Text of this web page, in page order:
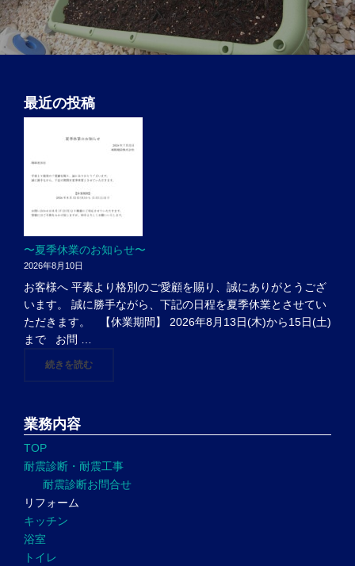
ゲ
ー
最近の投稿
〜夏季休業のお知らせ〜
2026年8月10日
お客様へ 平素より格別のご愛顧を賜り、誠にありがとうござ
います。 誠に勝手ながら、下記の日程を夏季休業とさせてい
ただきます。 【休業期間】 2026年8月13日(木)から15日(土)
まで お問 …
続きを読む"〜夏季休業のお知らせ〜"
業務内容
TOP
耐震診断・耐震工事
耐震診断お問合せ
リフォーム
キッチン
浴室
トイレ